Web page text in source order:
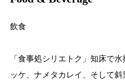
飲食
「食事処シリエトク」知床で
ッケ、ナメタカレイ、そして